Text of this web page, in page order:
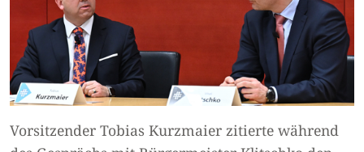
Vorsitzender Tobias Kurzmaier zitierte während